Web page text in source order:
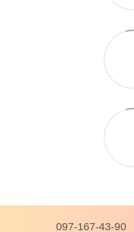
097-167-43-90